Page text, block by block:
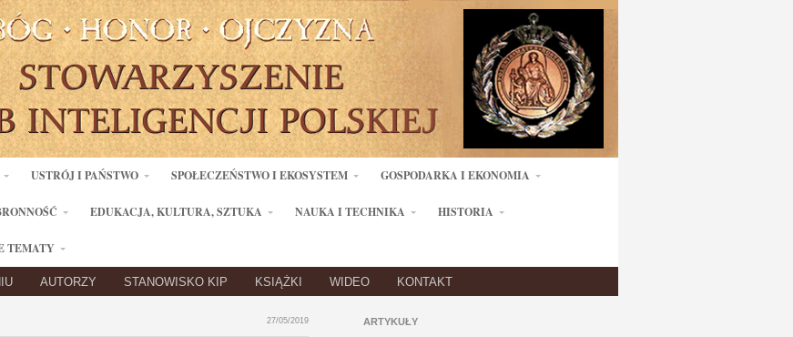
USTRÓJ I PAŃSTWO SPOŁECZEŃSTWO I EKOSYSTEM GOSPODARKA I EKONOMIA
EDUKACJA, KULTURA, SZTUKA NAUKA I TECHNIKA HISTORIA
TEMATY
AUTORZY STANOWISKO KIP KSIĄŻKI WIDEO KONTAKT
27/05/2019 ARTYKUŁY